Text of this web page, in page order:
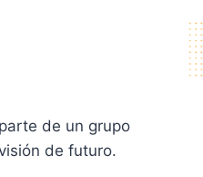
de un grupo
de futuro.